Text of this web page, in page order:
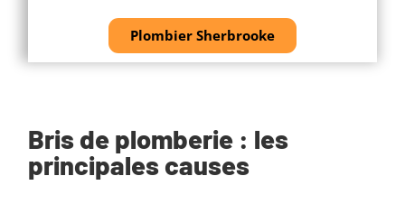
Plombier Sherbrooke
Bris de plomberie : les
principales causes